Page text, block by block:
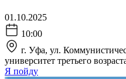
01.10.2025
10:00
г. Уфа, ул.
университет третьего
Я пойду